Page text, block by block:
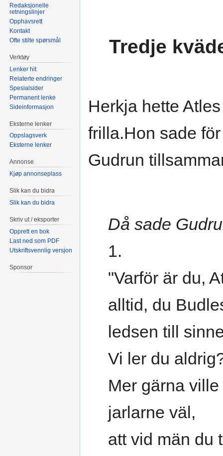
Tredje
Herkja hette
frilla.Hon sade
Gudrun
Då sade
1.
"Varför är du,
alltid, du
ledsen till
Vi ler du
Mer gärna ville
jarlarne väl,
att vid män du
Redaksjonelle
retningslinjer
Opphavsrett
Kontakt
Ofte stilte spørsmål
Verktøy
Lenker hit
Relaterte endringer
Spesialsider
Permanent lenke
Sideinformasjon
Eksterne lenker
Oppslagsverk
Eksterne lenker
Annonse
Kjøp annonseplass
Slik kan du bidra
Slik kan du bidra
Skriv ut / eksporter
Opprett en bok
Last ned som PDF
Utskriftsvennlig versjon
Sponsor